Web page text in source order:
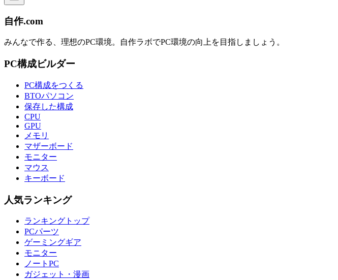
自作.com
みんなで作る、理想のPC環境。 自作ラボでPC環境の向上を目指しましょう。
PC構成ビルダー
PC構成をつくる
BTOパソコン
保存した構成
CPU
GPU
メモリ
マザーボード
モニター
マウス
キーボード
人気ランキング
ランキングトップ
PCパーツ
ゲーミングギア
モニター
ノートPC
ガジェット・漫画